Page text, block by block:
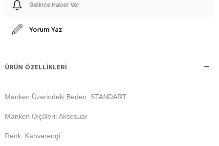
Gelince Haber Ver
Yorum Yaz
ÜRÜN ÖZELLIKLERI
Manken Üzerindeki Beden: STANDART
Manken Ölçüleri: Aksesuar
Renk: Kahverengi